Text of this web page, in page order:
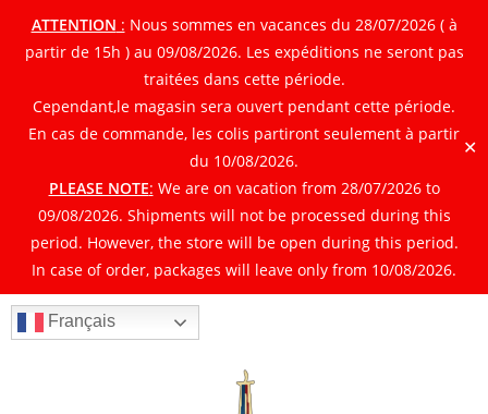
ATTENTION : Nous sommes en vacances du 28/07/2026 ( à
partir de 15h ) au 09/08/2026. Les expéditions ne seront pas
traitées dans cette période.
Cependant,le magasin sera ouvert pendant cette période.
En cas de commande, les colis partiront seulement à partir
du 10/08/2026.
PLEASE NOTE: We are on vacation from 28/07/2026 to
09/08/2026. Shipments will not be processed during this
period. However, the store will be open during this period.
In case of order, packages will leave only from 10/08/2026.
✕
Français